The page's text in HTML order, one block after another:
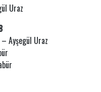
Uraz
– Ayşegül Uraz